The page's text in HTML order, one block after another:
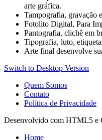
arte gráfica.
Tampografia, gravação
Fotolito Digital, Para
Pantografia, clichê em
Tipografia, luto,
Arte final desenvolve
Switch to Desktop Version
Quem Somos
Contato
Política de Privacidade
Desenvolvido com HTML5 e
Home